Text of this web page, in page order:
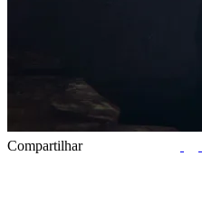
Compartilhar